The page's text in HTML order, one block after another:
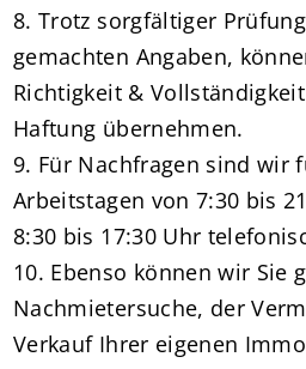
8. Trotz sorgfältiger
gemachten Angaben,
Richtigkeit &
Haftung übernehmen.
9. Für Nachfragen sind wir
Arbeitstagen von 7:30 bis
8:30 bis 17:30 Uhr
10. Ebenso können wir Sie
Nachmietersuche, der
Verkauf Ihrer eigenen